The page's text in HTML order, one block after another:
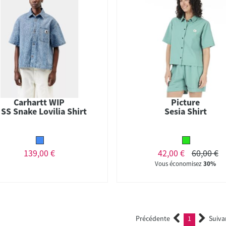
Carhartt WIP
SS Snake Lovilia Shirt
139,00 €
Picture
Sesia Shirt
42,00 € 60,00 €
Vous économisez30%
Précédente 1 (current)